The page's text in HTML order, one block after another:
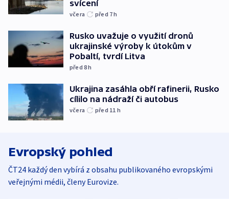
svícení
včera před 7h
Rusko uvažuje o využití dronů
ukrajinské výroby k útokům v
Pobaltí, tvrdí Litva
před 8h
Ukrajina zasáhla obří rafinerii, Rusko
cílilo na nádraží či autobus
včera před 11 h
Evropský pohled
ČT24 každý den vybírá z obsahu publikovaného evropskými
veřejnými médii, členy Eurovize.